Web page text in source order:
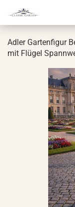
Adler Gar­ten­fi­gur
mit Flü­gel